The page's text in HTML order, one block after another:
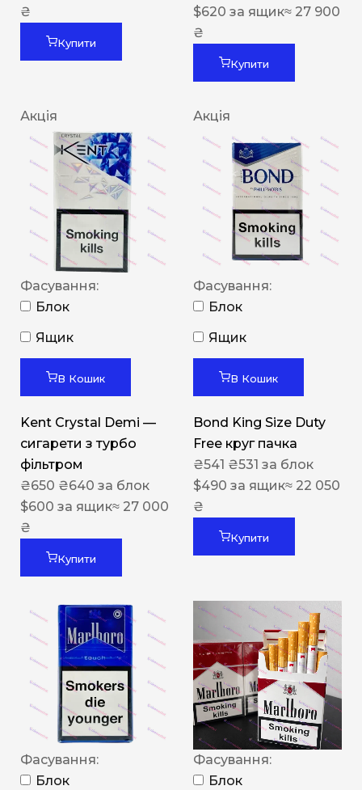
₴
Купити
$620 за ящик≈ 27 900
₴
Купити
Акція
Фасування:
Блок
Ящик
В Кошик
Kent Crystal Demi —
сигарети з турбо
фільтром
₴650 ₴640 за блок
$600 за ящик≈ 27 000
₴
Купити
Акція
Фасування:
Блок
Ящик
В Кошик
Bond King Size Duty
Free круг пачка
₴541 ₴531 за блок
$490 за ящик≈ 22 050
₴
Купити
Фасування:
Блок
Фасування:
Блок